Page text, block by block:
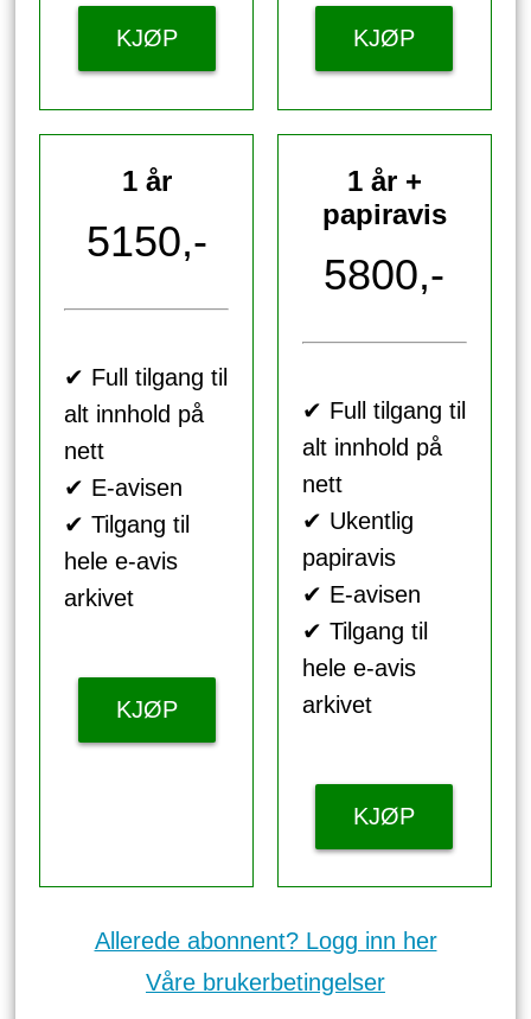
KJØP KJØP
1 år
5150,-
✔ Full tilgang til
alt innhold på
nett
✔ E-avisen
✔ Tilgang til
hele e-avis
arkivet
KJØP
1 år +
papiravis
5800,-
✔ Full tilgang til
alt innhold på
nett
✔ Ukentlig
papiravis
✔ E-avisen
✔ Tilgang til
hele e-avis
arkivet
KJØP
Allerede abonnent? Logg inn her
Våre brukerbetingelser